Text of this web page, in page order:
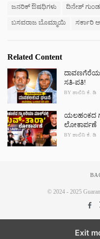
ಜನರಿಕ್ ಔಷಧಿಗಳು ದಿನೇಶ್
ಬಸವರಾಜ ಬೊಮ್ಮಾಯಿ ಸರ್ಕಾರಿ
Related Content
ಸತಿ-ಪತಿ!
BY ಶಾಲಿನಿ ಕೆ. ಡಿ
ಯಲಹಂಕದ
ಲೋಕಾರ್ಪಣೆ
BY ಶಾಲಿನಿ ಕೆ. ಡಿ
© 2024 - 2025
Exit